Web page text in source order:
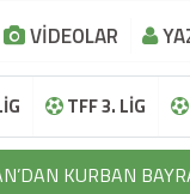
VİDEOLAR
TFF 3. LİG
KURBAN